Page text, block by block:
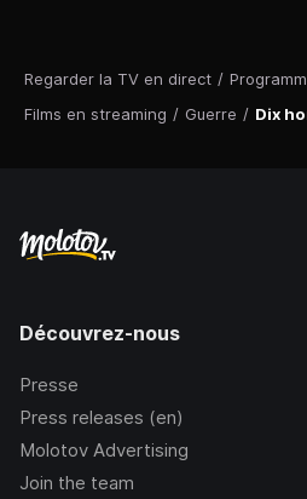
Regarder la TV en direct /
Films en streaming / Guerre / Dix
Découvrez-nous
Presse
Press releases (en)
Molotov Advertising
Join the team